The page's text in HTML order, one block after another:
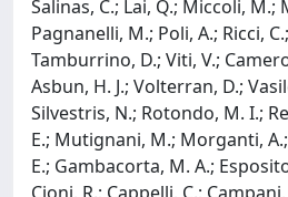
Salinas, C.; Lai, Q.; Miccoli, M.;
Pagnanelli, M.; Poli, A.; Ricci,
Tamburrino, D.; Viti, V.;
Asbun, H. J.; Volterran, D.;
Silvestris, N.; Rotondo, M. I.;
E.; Mutignani, M.; Morganti,
E.; Gambacorta, M. A.;
Cioni, R.; Cappelli, C.;